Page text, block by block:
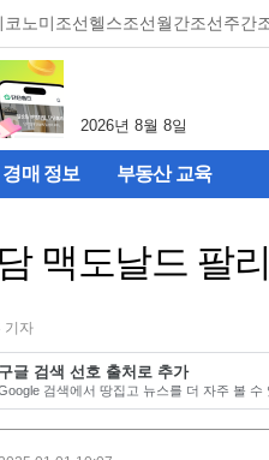
코노미조선헬스조선월간조선주간
2026년 8월 8일
경매 정보 부동산 교육
맥도날드 팔
기자
구글 검색 선호 출처로 추가
검색에서 땅집고 뉴스를 더 자주 볼 수